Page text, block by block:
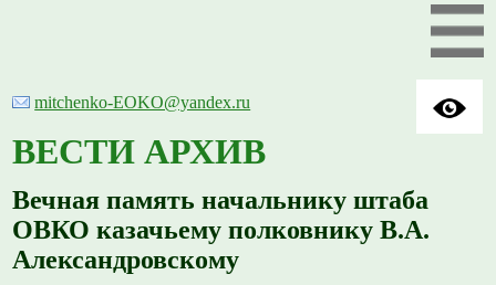
mitchenko-EOKO@yandex.ru
ВЕСТИ АРХИВ
Вечная память начальнику штаба
ОВКО казачьему полковнику В.А.
Александровскому